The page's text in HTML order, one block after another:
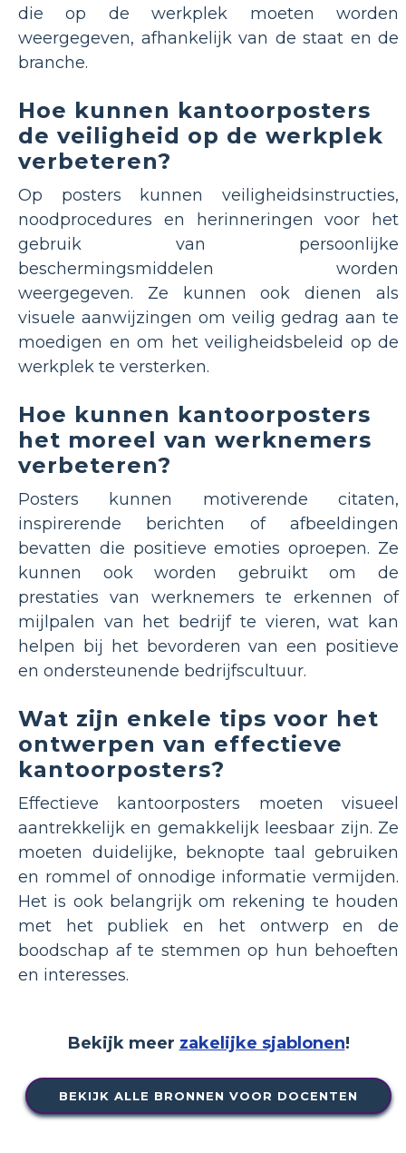
die op de werkplek moeten worden
weergegeven, afhankelijk van de staat en de
branche.
Hoe kunnen kantoorposters
de veiligheid op de werkplek
verbeteren?
Op posters kunnen veiligheidsinstructies,
noodprocedures en herinneringen voor het
gebruik van persoonlijke
beschermingsmiddelen worden
weergegeven. Ze kunnen ook dienen als
visuele aanwijzingen om veilig gedrag aan te
moedigen en om het veiligheidsbeleid op de
werkplek te versterken.
Hoe kunnen kantoorposters
het moreel van werknemers
verbeteren?
Posters kunnen motiverende citaten,
inspirerende berichten of afbeeldingen
bevatten die positieve emoties oproepen. Ze
kunnen ook worden gebruikt om de
prestaties van werknemers te erkennen of
mijlpalen van het bedrijf te vieren, wat kan
helpen bij het bevorderen van een positieve
en ondersteunende bedrijfscultuur.
Wat zijn enkele tips voor het
ontwerpen van effectieve
kantoorposters?
Effectieve kantoorposters moeten visueel
aantrekkelijk en gemakkelijk leesbaar zijn. Ze
moeten duidelijke, beknopte taal gebruiken
en rommel of onnodige informatie vermijden.
Het is ook belangrijk om rekening te houden
met het publiek en het ontwerp en de
boodschap af te stemmen op hun behoeften
en interesses.
Bekijk meer zakelijke sjablonen!
BEKIJK ALLE BRONNEN VOOR DOCENTEN